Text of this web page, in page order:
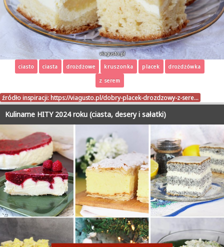
ciasto ciasta drożdżowe kruszonka placek
drożdżówka
z serem
źródło inspiracji: https://viagusto.pl/dobry-placek-drozdzowy-z-sere…
Kulinarne HITY 2024 roku (ciasta, desery i sałatki)